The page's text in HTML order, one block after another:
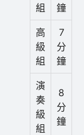
組
鐘
高
級
組
7
分
鐘
演
奏
級
組
8
分
鐘